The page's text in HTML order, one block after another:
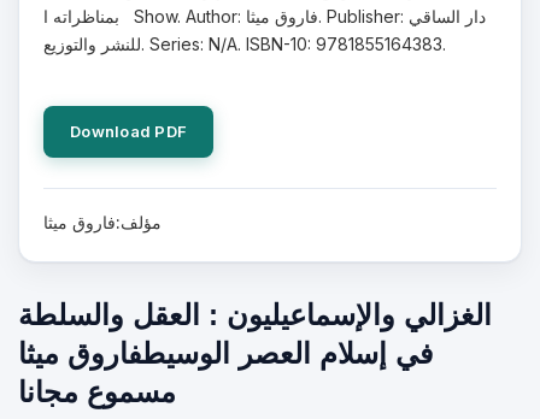
بمناظراته ا Show. Author: فاروق ميثا. Publisher: دار الساقي
للنشر والتوزيع. Series: N/A. ISBN-10: 9781855164383.
Download PDF
مؤلف:فاروق ميثا
الغزالي والإسماعيليون : العقل والسلطة
في إسلام العصر الوسيطفاروق ميثا
مسموع مجانا